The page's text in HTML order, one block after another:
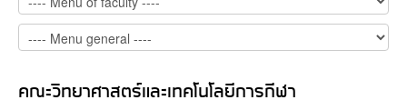
คณะวิทยาศาสตร์และเทคโนโลยีการกีฬา